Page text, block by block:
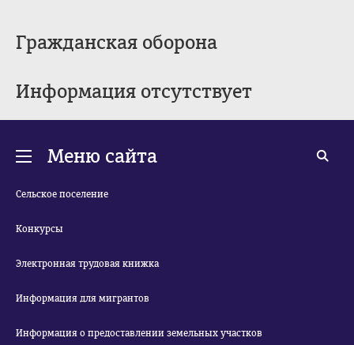
Гражданская оборона
Информация отсутствует
Меню сайта
Сельское поселение
Конкурсы
Электронная трудовая книжка
Информация для мигрантов
Информация о предоставлении земельных участков